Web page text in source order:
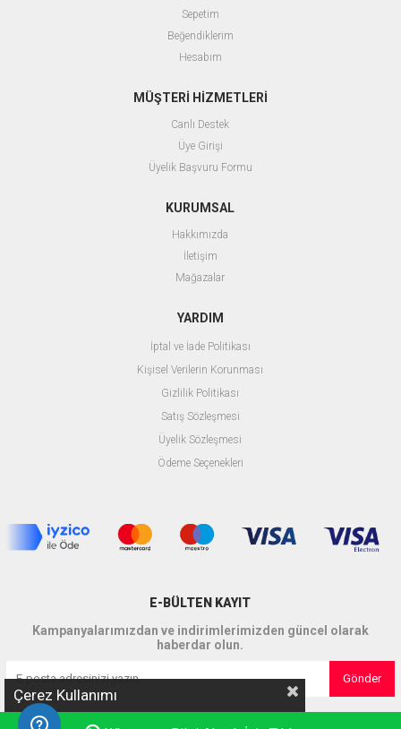
Sepetim
Beğendiklerim
Hesabım
MÜŞTERİ HİZMETLERİ
Canlı Destek
Üye Girişi
Üyelik Başvuru Formu
KURUMSAL
Hakkımızda
İletişim
Mağazalar
YARDIM
İptal ve İade Politikası
Kişisel Verilerin Korunması
Gizlilik Politikası
Satış Sözleşmesi
Üyelik Sözleşmesi
Ödeme Seçenekleri
E-BÜLTEN KAYIT
Kampanyalarımızdan ve indirimlerimizden güncel olarak
haberdar olun.
Gönder
Çerez Kullanımı